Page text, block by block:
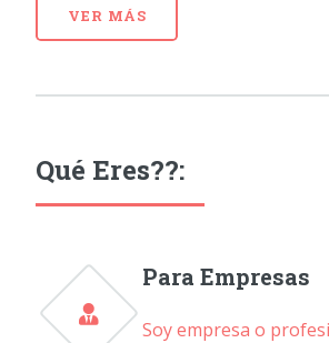
VER MÁS
Qué Eres??:
Para Empresas
Soy empresa o